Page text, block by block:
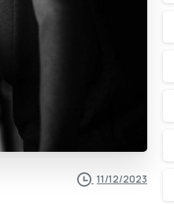
11/12/2023